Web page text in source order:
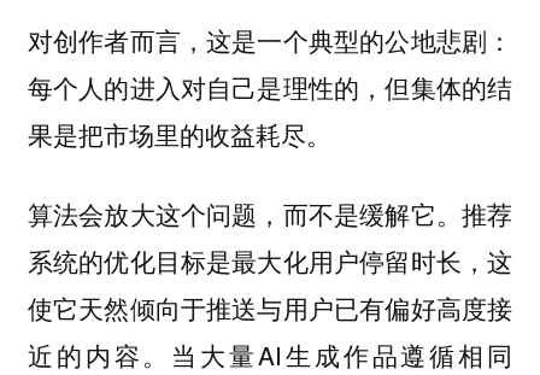
对创作者而言，这是一个典型的公地悲剧：
每个人的进入对自己是理性的，但集体的结
果是把市场里的收益耗尽。
算法会放大这个问题，而不是缓解它。 推荐
系统的优化目标是最大化用户停留时长，这
使它天然倾向于推送与用户已有偏好高度接
近的内容。当大量AI生成作品遵循相同